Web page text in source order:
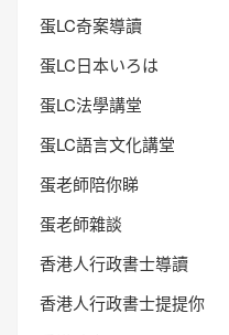
蛋LC奇案導讀
蛋LC日本いろは
蛋LC法學講堂
蛋LC語言文化講堂
蛋老師陪你睇
蛋老師雜談
香港人行政書士導讀
香港人行政書士提提你